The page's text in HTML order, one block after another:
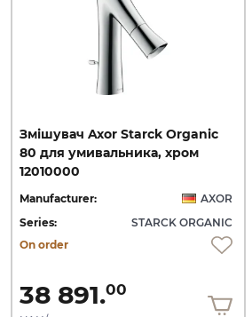
Змішувач Axor Starck Organic
80 для умивальника, хром
12010000
Manufacturer:
AXOR
Series:
STARCK ORGANIC
On order
38 891.00